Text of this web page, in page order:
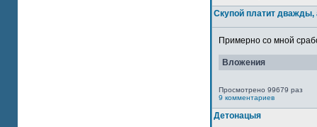
Скупой платит
Примерно со мной
Вложения
Просмотрено 99679 раз
9 комментариев
Детонацыя